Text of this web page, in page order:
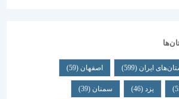
(599) اصفهان (59)
یزد سمنان (39)